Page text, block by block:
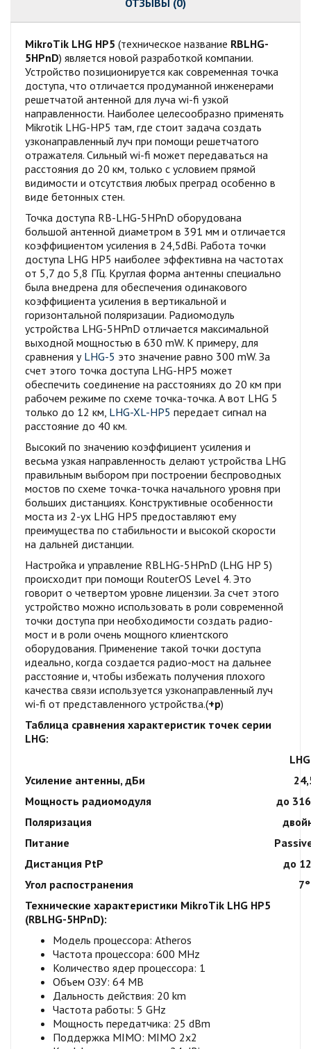
MikroTik LHG HP5 (техническое название RBLHG-
5HPnD) является новой разработкой компании.
Устройство позиционируется как современная точка
доступа, что отличается продуманной инженерами
решетчатой антенной для луча wi-fi узкой
направленности. Наиболее целесообразно применять
Mikrotik LHG-HP5 там, где стоит задача создать
узконаправленный луч при помощи решетчатого
отражателя. Сильный wi-fi может передаваться на
расстояния до 20 км, только с условием прямой
видимости и отсутствия любых преград особенно в
виде бетонных стен.
Точка доступа RB-LHG-5HPnD оборудована
большой антенной диаметром в 391 мм и отличается
коэффициентом усиления в 24,5dBi. Работа точки
доступа LHG HP5 наиболее эффективна на частотах
от 5,7 до 5,8 ГГц. Круглая форма антенны специально
была внедрена для обеспечения одинакового
коэффициента усиления в вертикальной и
горизонтальной поляризации. Радиомодуль
устройства LHG-5HPnD отличается максимальной
выходной мощностью в 630 mW. К примеру, для
сравнения у LHG-5 это значение равно 300 mW. За
счет этого точка доступа LHG-HP5 может
обеспечить соединение на расстояниях до 20 км при
рабочем режиме по схеме точка-точка. А вот LHG 5
только до 12 км, LHG-XL-HP5 передает сигнал на
расстояние до 40 км.
Высокий по значению коэффициент усиления и
весьма узкая направленность делают устройства LHG
правильным выбором при построении беспроводных
мостов по схеме точка-точка начального уровня при
больших дистанциях. Конструктивные особенности
моста из 2-ух LHG HP5 предоставляют ему
преимущества по стабильности и высокой скорости
на дальней дистанции.
Настройка и управление RBLHG-5HPnD (LHG HP 5)
происходит при помощи RouterOS Level 4. Это
говорит о четвертом уровне лицензии. За счет этого
устройство можно использовать в роли современной
точки доступа при необходимости создать радио-
мост и в роли очень мощного клиентского
оборудования. Применение такой точки доступа
идеально, когда создается радио-мост на дальнее
расстояние и, чтобы избежать получения плохого
качества связи используется узконаправленный луч
wi-fi от представленного устройства.(+р)
Таблица сравнения характеристик точек серии
LHG:
Усиление антенны, дБи
Мощность радиомодуля
до
Поляризация
Питание
Дистанция PtP
до
Угол распостранения
7°
Технические характеристики MikroTik LHG HP5
(RBLHG-5HPnD):
Модель процессора: Atheros
Частота процессора: 600 MHz
Количество ядер процессора: 1
Объем ОЗУ: 64 MB
Дальность действия: 20 km
Частота работы: 5 GHz
Мощность передатчика: 25 dBm
Поддержка MIMO: MIMO 2x2